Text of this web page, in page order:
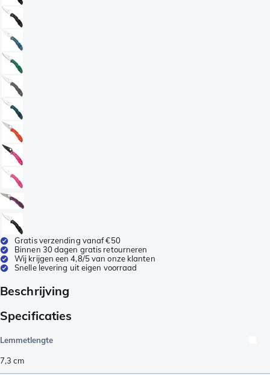
Gratis verzending vanaf €50
Binnen 30 dagen gratis retourneren
Wij krijgen een 4,8/5 van onze klanten
Snelle levering uit eigen voorraad
Beschrijving
Specificaties
Lemmetlengte
7,3 cm